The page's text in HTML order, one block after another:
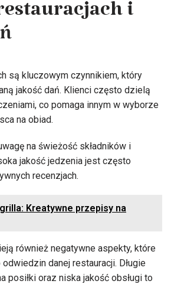
i
są kluczowym czynnikiem, który
jakość dań. Klienci często dzielą
co pomaga innym w wyborze
na obiad.
na świeżość składników i
jakość jedzenia jest często
recenzjach.
Kreatywne przepisy na
również negatywne aspekty, które
danej restauracji. Długie
posiłki oraz niska jakość obsługi to